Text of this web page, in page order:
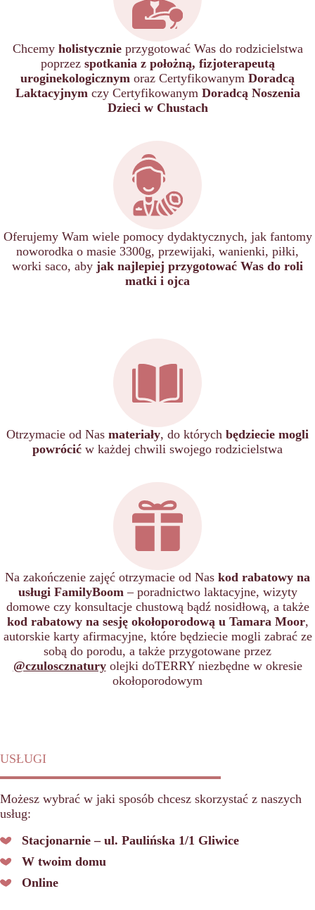
Chcemy holistycznie przygotować Was do rodzicielstwa
poprzez spotkania z położną, fizjoterapeutą
uroginekologicznym oraz Certyfikowanym Doradcą
Laktacyjnym czy Certyfikowanym Doradcą Noszenia
Dzieci w Chustach
Oferujemy Wam wiele pomocy dydaktycznych, jak fantomy
noworodka o masie 3300g, przewijaki, wanienki, piłki,
worki saco, aby jak najlepiej przygotować Was do roli
matki i ojca
Otrzymacie od Nas materiały, do których będziecie mogli
powrócić w każdej chwili swojego rodzicielstwa
Na zakończenie zajęć otrzymacie od Nas kod rabatowy na
usługi FamilyBoom– poradnictwo laktacyjne, wizyty
domowe czy konsultacje chustową bądź nosidłową, a także
kod rabatowy na sesję okołoporodową u Tamara Moor,
autorskie karty afirmacyjne, które będziecie mogli zabrać ze
sobą do porodu, a także przygotowane przez
@czuloscznaturyolejki doTERRY niezbędne w okresie
okołoporodowym
USŁUGI
Możesz wybrać w jaki sposób chcesz skorzystać z naszych
usług:
Stacjonarnie – ul. Paulińska 1/1 Gliwice
W twoim domu
Online